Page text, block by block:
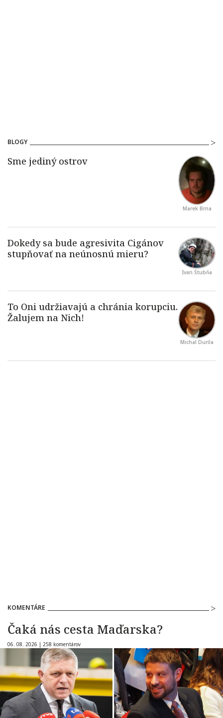
BLOGY
Marek Brna
Ivan Štubňa
Michal Durila
KOMENTÁRE
Čaká nás cesta Maďarska?
06. 08. 2026 | 258 komentárov